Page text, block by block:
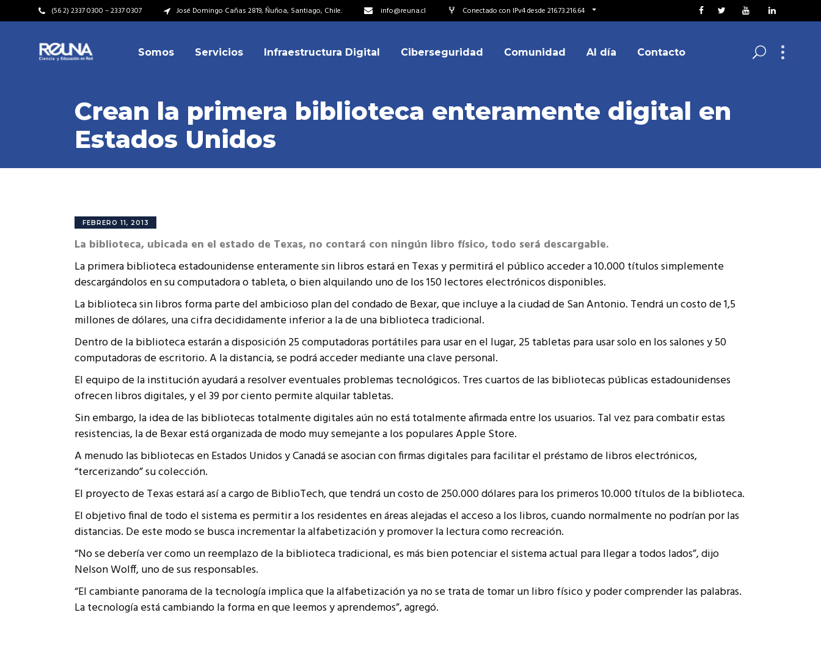
(56 2) 2337 0300 – 2337 0307 José Domingo Cañas 2819, Ñuñoa, Santiago, Chile. info@reuna.cl Conectado con IPv4 desde 216.73.216.64
Somos
Video Institucional
Plan Estratégico
Valores
Historia
Kit de Identidad
Cumplimiento Legal
Miembros
Acuerdos de Colaboración
Representantes
Institucionales
Representantes Técnicos
Cómo integrarse a REUNA
Servicios Infraestructura Digital Ciberseguridad Comunidad Al día Contacto
Video Institucional
Misión – Visión
Valores
Cumplimiento Legal
Miembros
Directorio
Equipo
Crean la primera biblioteca enteramente digital en
Estados Unidos
FEBRERO 11, 2013
La biblioteca, ubicada en el estado de Texas, no contará con ningún libro físico, todo será descargable.
La primera biblioteca estadounidense enteramente sin libros estará en Texas y permitirá el público acceder a 10.000 títulos simplemente
descargándolos en su computadora o tableta, o bien alquilando uno de los 150 lectores electrónicos disponibles.
La biblioteca sin libros forma parte del ambicioso plan del condado de Bexar, que incluye a la ciudad de San Antonio. Tendrá un costo de 1,5
millones de dólares, una cifra decididamente inferior a la de una biblioteca tradicional.
Dentro de la biblioteca estarán a disposición 25 computadoras portátiles para usar en el lugar, 25 tabletas para usar solo en los salones y 50
computadoras de escritorio. A la distancia, se podrá acceder mediante una clave personal.
El equipo de la institución ayudará a resolver eventuales problemas tecnológicos. Tres cuartos de las bibliotecas públicas estadounidenses
ofrecen libros digitales, y el 39 por ciento permite alquilar tabletas.
Sin embargo, la idea de las bibliotecas totalmente digitales aún no está totalmente afirmada entre los usuarios. Tal vez para combatir estas
resistencias, la de Bexar está organizada de modo muy semejante a los populares Apple Store.
A menudo las bibliotecas en Estados Unidos y Canadá se asocian con firmas digitales para facilitar el préstamo de libros electrónicos,
“tercerizando” su colección.
El proyecto de Texas estará así a cargo de BiblioTech, que tendrá un costo de 250.000 dólares para los primeros 10.000 títulos de la biblioteca.
El objetivo final de todo el sistema es permitir a los residentes en áreas alejadas el acceso a los libros, cuando normalmente no podrían por las
distancias. De este modo se busca incrementar la alfabetización y promover la lectura como recreación.
“No se debería ver como un reemplazo de la biblioteca tradicional, es más bien potenciar el sistema actual para llegar a todos lados”, dijo
Nelson Wolff, uno de sus responsables.
“El cambiante panorama de la tecnología implica que la alfabetización ya no se trata de tomar un libro físico y poder comprender las palabras.
La tecnología está cambiando la forma en que leemos y aprendemos”, agregó.